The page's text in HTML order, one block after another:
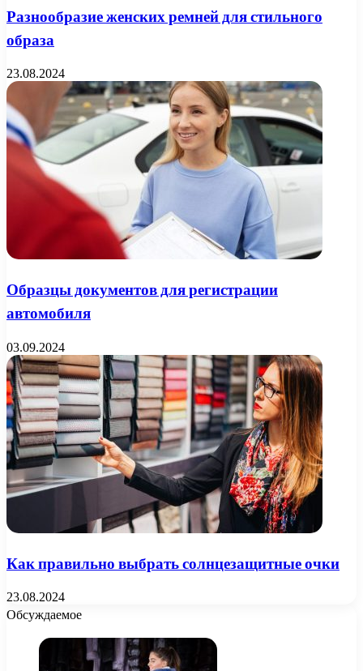
Разнообразие женских ремней для стильного
образа
23.08.2024
Образцы документов для регистрации
автомобиля
03.09.2024
Как правильно выбрать солнцезащитные очки
23.08.2024
Обсуждаемое